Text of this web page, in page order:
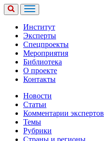
Институт
Эксперты
Спецпроекты
Мероприятия
Библиотека
О проекте
Контакты
Новости
Статьи
Комментарии экспертов
Темы
Рубрики
Страны и регионы